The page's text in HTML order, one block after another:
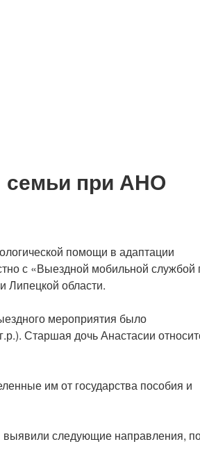
семьи при АНО
помощи в адаптации
с «Выездной мобильной службой
Липецкой области.
мероприятия было
Старшая дочь Анастасии
им от государства пособия и
выявили следующие направления,